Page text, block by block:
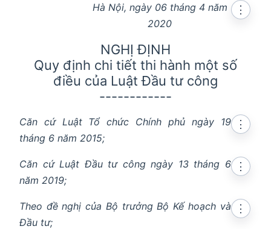
Hà Nội, ngày 06 tháng 4 năm
2020
⋮
NGHỊ ĐỊNH
Quy định chi tiết thi hành một số
điều của Luật Đầu tư công
------------
Căn cứ Luật Tổ chức Chính phủ ngày 19
tháng 6 năm 2015;
⋮
Căn cứ Luật Đầu tư công ngày 13 tháng 6
năm 2019;
⋮
Theo đề nghị của Bộ trưởng Bộ Kế hoạch và
Đầu tư;
⋮